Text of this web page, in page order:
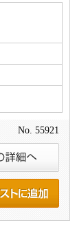
No. 55921